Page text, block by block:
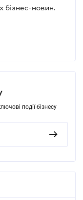
бізнес-новин.
події бізнесу